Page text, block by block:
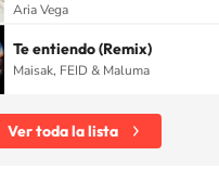
Aria Vega
Te entiendo (Remix)
Maisak, FEID & Maluma
Ver toda la lista